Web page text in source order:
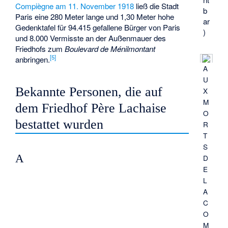
b
ar
)
A
U
X
M
O
R
T
S
D
E
L
A
C
O
M
Compiègne am 11. November 1918 ließ die Stadt
Paris eine 280 Meter lange und 1,30 Meter hohe
Gedenktafel für 94.415 gefallene Bürger von Paris
und 8.000 Vermisste an der Außenmauer des
Friedhofs zumBoulevard de Ménilmontant
anbringen.[5]
Bekannte Personen, die auf
dem Friedhof Père Lachaise
bestattet wurden
A